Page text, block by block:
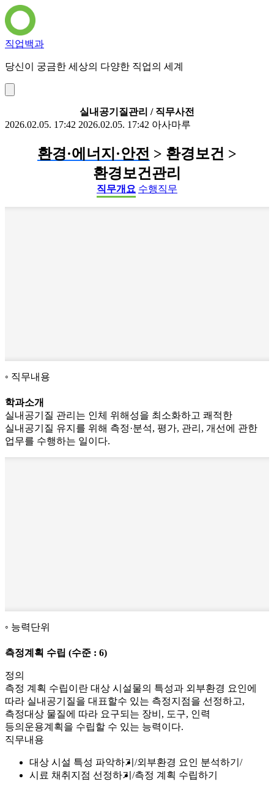
직업백과
당신이 궁금한 세상의 다양한 직업의 세계
실내공기질관리 / 직무사전
2026.02.05. 17:42 2026.02.05. 17:42 아사마루
환경·에너지·안전 > 환경보건 >
환경보건관리
직무개요 수행직무
직무내용
학과소개
실내공기질 관리는 인체 위해성을 최소화하고 쾌적한
실내공기질 유지를 위해 측정·분석, 평가, 관리, 개선에 관한
업무를 수행하는 일이다.
능력단위
측정계획 수립 (수준 : 6)
정의
측정 계획 수립이란 대상 시설물의 특성과 외부환경 요인에
따라 실내공기질을 대표할수 있는 측정지점을 선정하고,
측정대상 물질에 따라 요구되는 장비, 도구, 인력
등의운용계획을 수립할 수 있는 능력이다.
직무내용
대상 시설 특성 파악하기
외부환경 요인 분석하기
시료 채취지점 선정하기
측정 계획 수립하기